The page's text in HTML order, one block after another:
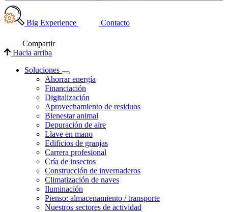
Big Experience Contacto
Compartir
Hacia arriba
Soluciones
Ahorrar energía
Financiación
Digitalización
Aprovechamiento de residuos
Bienestar animal
Depuración de aire
Llave en mano
Edificios de granjas
Carrera profesional
Cría de insectos
Construcción de invernaderos
Climatización de naves
Iluminación
Pienso: almacenamiento / transporte
Nuestros sectores de actividad